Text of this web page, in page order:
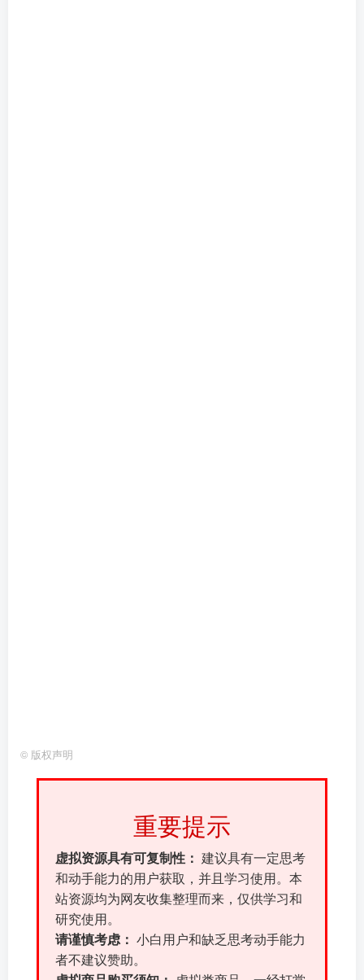
© 版权声明
重要提示
虚拟资源具有可复制性： 建议具有一定思考
和动手能力的用户获取，并且学习使用。本
站资源均为网友收集整理而来，仅供学习和
研究使用。
请谨慎考虑： 小白用户和缺乏思考动手能力
者不建议赞助。